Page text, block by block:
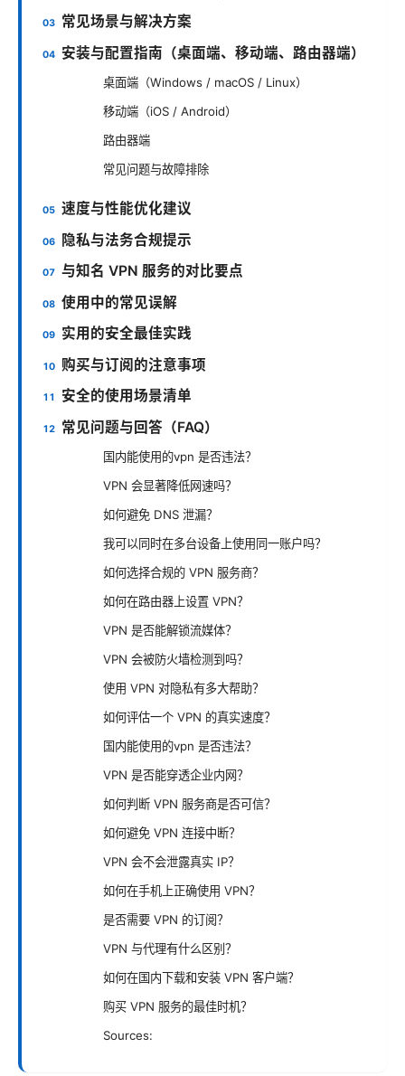
常见场景与解决方案
安装与配置指南（桌面端、移动端、路由器端）
桌面端（Windows / macOS / Linux）
移动端（iOS / Android）
路由器端
常见问题与故障排除
速度与性能优化建议
隐私与法务合规提示
与知名 VPN 服务的对比要点
使用中的常见误解
实用的安全最佳实践
购买与订阅的注意事项
安全的使用场景清单
常见问题与回答（FAQ）
国内能使用的vpn 是否违法？
VPN 会显著降低网速吗？
如何避免 DNS 泄漏？
我可以同时在多台设备上使用同一账户吗？
如何选择合规的 VPN 服务商？
如何在路由器上设置 VPN？
VPN 是否能解锁流媒体？
VPN 会被防火墙检测到吗？
使用 VPN 对隐私有多大帮助？
如何评估一个 VPN 的真实速度？
国内能使用的vpn 是否违法？
VPN 是否能穿透企业内网？
如何判断 VPN 服务商是否可信？
如何避免 VPN 连接中断？
VPN 会不会泄露真实 IP？
如何在手机上正确使用 VPN？
是否需要 VPN 的订阅？
VPN 与代理有什么区别？
如何在国内下载和安装 VPN 客户端？
购买 VPN 服务的最佳时机？
Sources: